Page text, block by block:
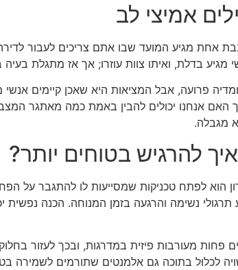
אמיצי לב
אחת מגיע המועד שבו אתם צריכים לעבור
מגיע בדלת, ואיתו צוות עוזרו; אך אז מתגלת
פרועה, אבל המציאות היא שאכן קיימים אנשי
האם אנחנו יכולים להבין באמת כמה מאתגר
מגבלה.
להרגיש בטוחים יותר?
לפתח טכניקות שמסייעות לו להתגבר על
תרגולי נשימה והרגעה בזמן המנוחה. הכנה
פחות מעורבות פיזית במדרגות, ובכך לעזור
לכלול בתוכה גם אלמנטים שתורמים לשמירה